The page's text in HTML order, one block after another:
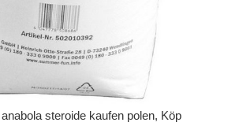
steroide kaufen polen, Köp